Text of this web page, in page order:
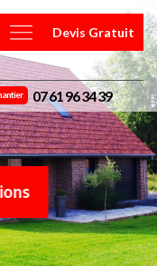
Devis Gratuit
07 61 96 34 39